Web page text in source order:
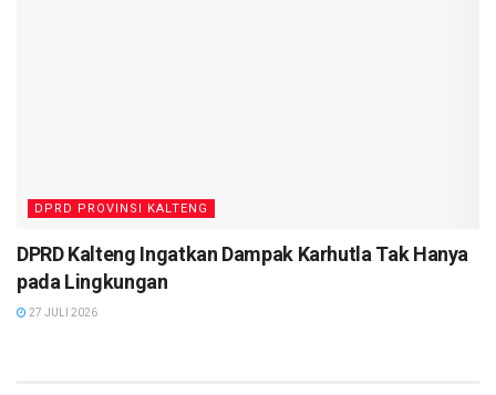
DPRD PROVINSI KALTENG
DPRD Kalteng Ingatkan Dampak Karhutla Tak Hanya
pada Lingkungan
27 JULI 2026